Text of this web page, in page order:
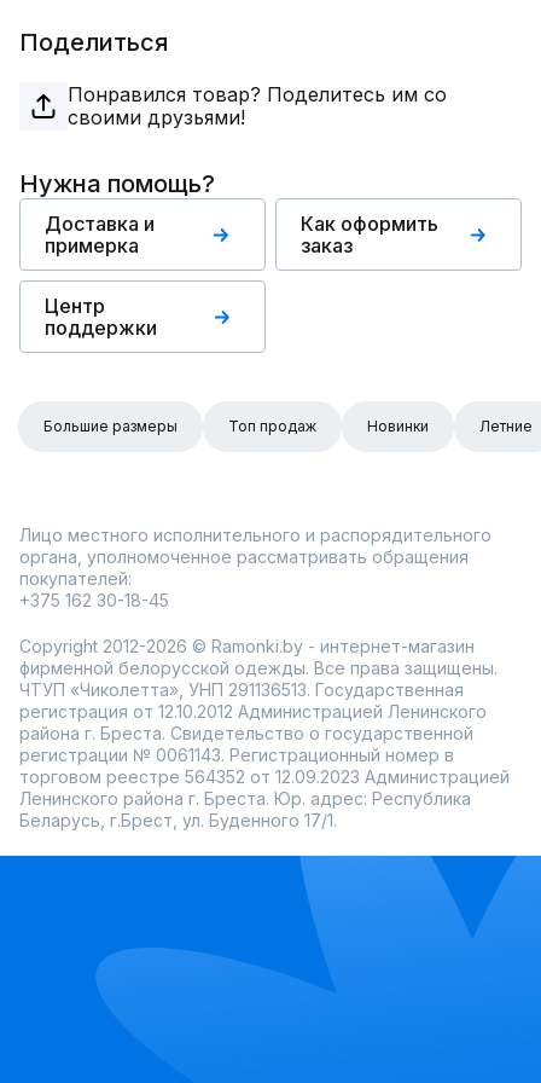
Поделиться
Понравился товар? Поделитесь им со
своими друзьями!
Нужна помощь?
Доставка и
примерка
Как оформить
заказ
Центр
поддержки
Большие размеры Топ продаж Новинки Летние
Лицо местного исполнительного и распорядительного
органа, уполномоченное рассматривать обращения
покупателей:
+375 162 30-18-45
Copyright 2012-2026 © Ramonki.by - интернет-магазин
фирменной белорусской одежды. Все права защищены.
ЧТУП «Чиколетта», УНП 291136513. Государственная
регистрация от 12.10.2012 Администрацией Ленинского
района г. Бреста. Свидетельство о государственной
регистрации № 0061143. Регистрационный номер в
торговом реестре 564352 от 12.09.2023 Администрацией
Ленинского района г. Бреста. Юр. адрес: Республика
Беларусь, г.Брест, ул. Буденного 17/1.